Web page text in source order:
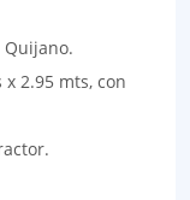
Quijano.
2.95 mts, con